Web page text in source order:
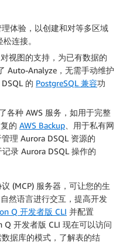
体验，以创建和对等多区域
连接。
视图的支持，为已有数据的
Auto-Analyze，无需手动维护
的 PostgreSQL 兼容功
各种 AWS 服务，如用于完整
的 AWS Backup 、用于私有网
管理 Aurora DSQL 资源的
记录 Aurora DSQL 操作的
(MCP) 服务器，可让您的生
然语言进行交互，提高开发
Q 开发者版 CLI 并配置
Q 开发者版 CLI 现在可以访问
据库的模式，了解表的结